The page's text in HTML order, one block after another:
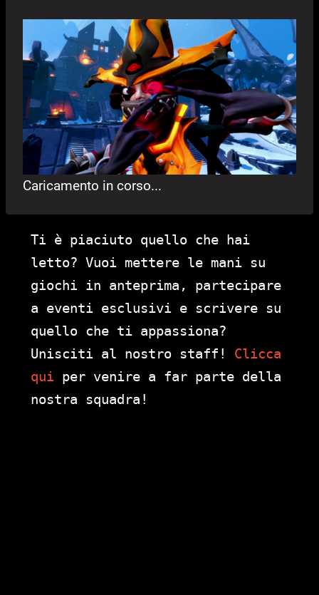
Caricamento in corso...
Ti è piaciuto quello che hai
letto? Vuoi mettere le mani su
giochi in anteprima, partecipare
a eventi esclusivi e scrivere su
quello che ti appassiona?
Unisciti al nostro staff! Clicca
qui per venire a far parte della
nostra squadra!